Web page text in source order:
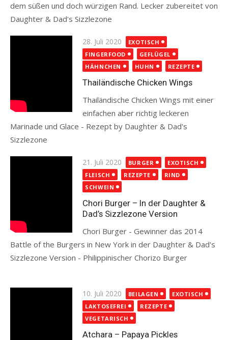
dem süßen und doch würzigen Rand. Lecker zubereitet von
Daughter & Dad's Sizzlezone
Posted
on
28. Juli 2020
EXOTISCH
FINGERFOOD
GEFLÜGEL
HÄHNCHEN
HUHN REZEPTE
Thailändische Chicken Wings
Thailändische Chicken Wings mit einer
einfachen aber richtig leckeren
Marinade und Glace - Rezept by Daughter & Dad's
Sizzlezone
Posted
on
21. Juli 2020 BURGER
EXOTISCH
FLEISCH
REZEPTE
RIND
SCHWEIN
Chori Burger – In der Daughter &
Dad’s Sizzlezone Version
Chori Burger - Gewinner das 2014
Battle of the Burgers in New York in der Daughter & Dad's
Sizzlezone Version - Philippinischer Chorizo Burger
Posted
on
10. Juli 2020 BEILAGEN
EXOTISCH
LAKTOSEFREI
REZEPTE
VEGETARISCH
Atchara – Papaya Pickles